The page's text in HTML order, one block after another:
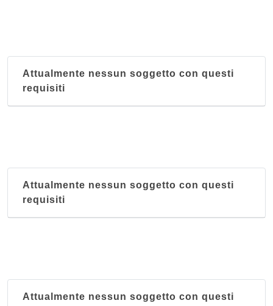
Attualmente nessun soggetto con questi
requisiti
Attualmente nessun soggetto con questi
requisiti
Attualmente nessun soggetto con questi